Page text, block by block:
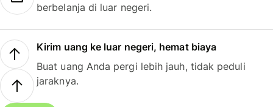
berbelanja di luar negeri.
Kirim uang ke luar negeri, hemat biaya
Buat uang Anda pergi lebih jauh, tidak peduli
jaraknya.